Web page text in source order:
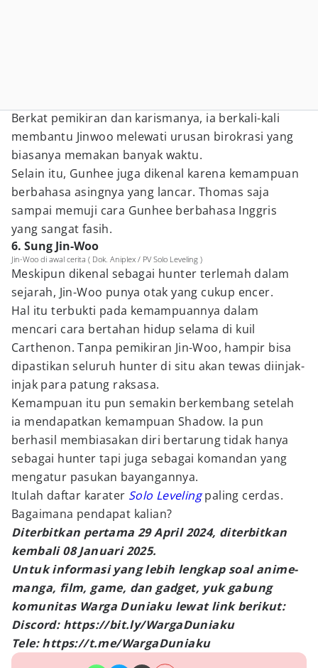
Berkat pemikiran dan karismanya, ia berkali-kali
membantu Jinwoo melewati urusan birokrasi yang
biasanya memakan banyak waktu.
Selain itu, Gunhee juga dikenal karena kemampuan
berbahasa asingnya yang lancar. Thomas saja
sampai memuji cara Gunhee berbahasa Inggris
yang sangat fasih.
6. Sung Jin-Woo
Jin-Woo di awal cerita ( Dok. Aniplex / PV Solo Leveling )
Meskipun dikenal sebagai hunter terlemah dalam
sejarah, Jin-Woo punya otak yang cukup encer.
Hal itu terbukti pada kemampuannya dalam
mencari cara bertahan hidup selama di kuil
Carthenon. Tanpa pemikiran Jin-Woo, hampir bisa
dipastikan seluruh hunter di situ akan tewas diinjak-
injak para patung raksasa.
Kemampuan itu pun semakin berkembang setelah
ia mendapatkan kemampuan Shadow. Ia pun
berhasil membiasakan diri bertarung tidak hanya
sebagai hunter tapi juga sebagai komandan yang
mengatur pasukan bayangannya.
Itulah daftar karater Solo Leveling paling cerdas.
Bagaimana pendapat kalian?
Diterbitkan pertama 29 April 2024, diterbitkan
kembali 08 Januari 2025.
Untuk informasi yang lebih lengkap soal anime-
manga, film, game, dan gadget, yuk gabung
komunitas Warga Duniaku lewat link berikut:
Discord: https://bit.ly/WargaDuniaku
Tele: https://t.me/WargaDuniaku